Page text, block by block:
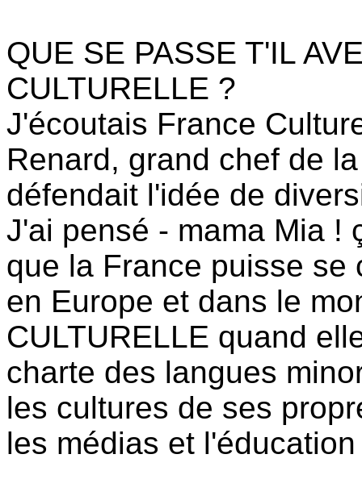
QUE SE PASSE T'IL
CULTURELLE ?
J'écoutais France
Renard, grand chef de
défendait l'idée de
J'ai pensé - mama Mia !
que la France puisse se
en Europe et dans le
CULTURELLE quand
charte des langues
les cultures de ses
les médias et